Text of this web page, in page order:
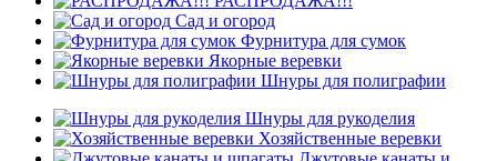
Сад и огород
Фурнитура для сумок
Якорные веревки
Шнуры для полиграфии
Шнуры для рукоделия
Хозяйственные веревки